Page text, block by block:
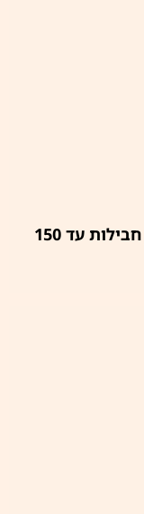
מבוכה לסמוטריץ׳: הפטור ממס על חבילות עד 150